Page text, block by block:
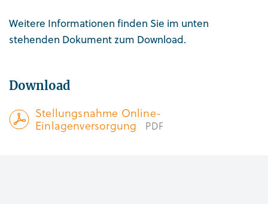
Weitere Informationen finden Sie im unten
stehenden Dokument zum Download.
Download
Stellungsnahme Online-
Einlagenversorgung PDF